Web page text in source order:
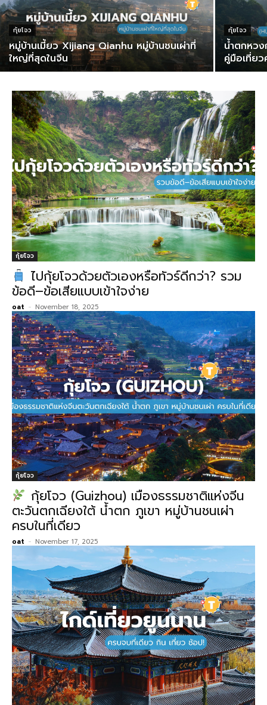
กุ้ยโจว
หมู่บ้านเมี้ยว Xijiang Qianhu หมู่บ้านชนเผ่าที่
ใหญ่ที่สุดในจีน
กุ้ยโจว
น้ำตกหว
คู่มือเที่ย
กุ้ยโจว
ไปกุ้ยโจวด้วยตัวเองหรือทัวร์ดีกว่า? รวม
ข้อดี–ข้อเสียแบบเข้าใจง่าย
oat - November 18, 2025
กุ้ยโจว
กุ้ยโจว (Guizhou) เมืองธรรมชาติแห่งจีน
ตะวันตกเฉียงใต้ น้ำตก ภูเขา หมู่บ้านชนเผ่า
ครบในที่เดียว
oat - November 17, 2025